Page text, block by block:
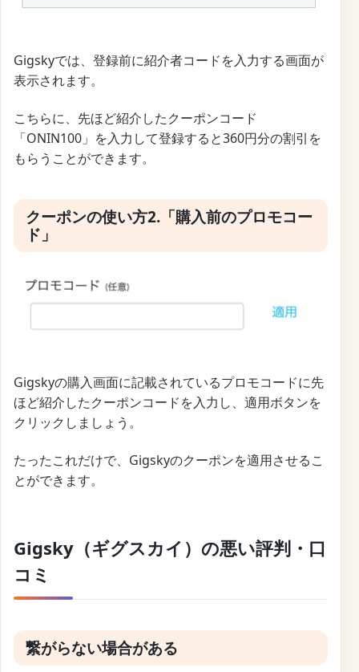
Gigskyでは、登録前に紹介者コードを入力する画面が
表示されます。
こちらに、先ほど紹介したクーポンコード
「ONIN100」を入力して登録すると360円分の割引を
もらうことができます。
クーポンの使い方2.「購入前のプロモコー
ド」
Gigskyの購入画面に記載されているプロモコードに先
ほど紹介したクーポンコードを入力し、適用ボタンを
クリックしましょう。
たったこれだけで、Gigskyのクーポンを適用させるこ
とができます。
Gigsky（ギグスカイ）の悪い評判・口
コミ
繋がらない場合がある